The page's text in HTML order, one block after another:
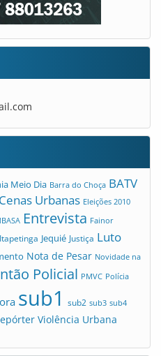
Meio Dia Barra do Choça BATV
Cenas Urbanas Eleições 2010
Entrevista Fainor
Itapetinga Jequié Justiça Luto
Nota de Pesar Novidade na
Policial PMVC Polícia
sub1 sub2 sub3 sub4
Violência Urbana